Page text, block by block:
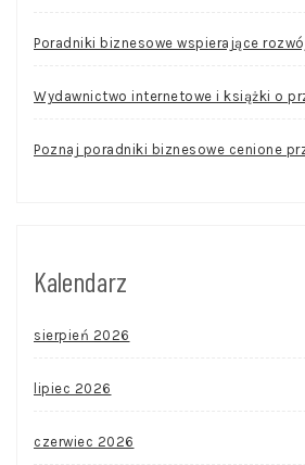
Poradniki biznesowe wspierające
Wydawnictwo internetowe i książki o
Poznaj poradniki biznesowe cenione
Kalendarz
sierpień 2026
lipiec 2026
czerwiec 2026